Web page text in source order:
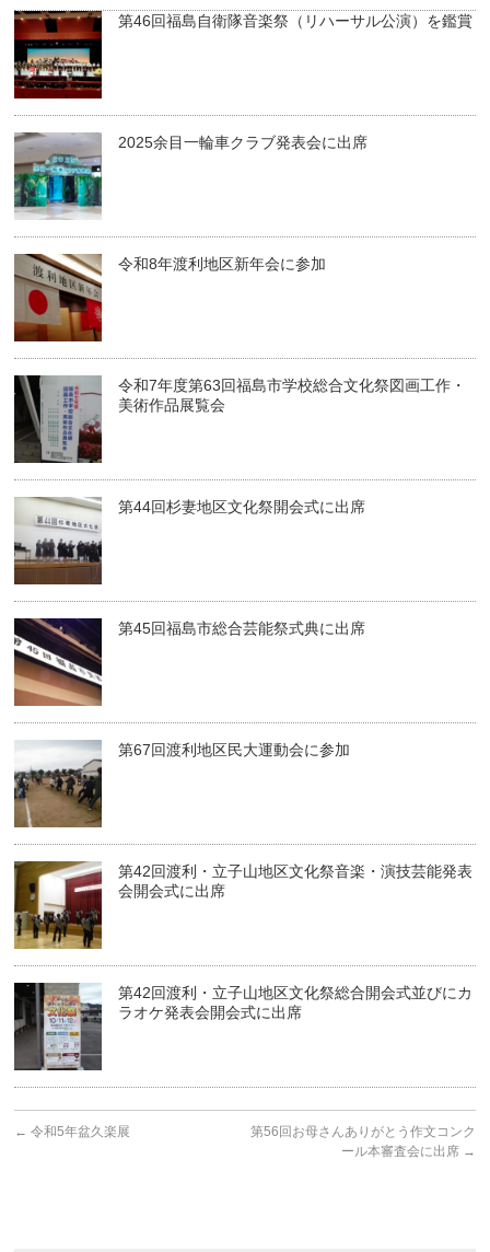
第46回福島自衛隊音楽祭（リハーサル公演）を鑑賞
2025余目一輪車クラブ発表会に出席
令和8年渡利地区新年会に参加
令和7年度第63回福島市学校総合文化祭図画工作・
美術作品展覧会
第44回杉妻地区文化祭開会式に出席
第45回福島市総合芸能祭式典に出席
第67回渡利地区民大運動会に参加
第42回渡利・立子山地区文化祭音楽・演技芸能発表
会開会式に出席
第42回渡利・立子山地区文化祭総合開会式並びにカ
ラオケ発表会開会式に出席
← 令和5年盆久楽展
第56回お母さんありがとう作文コンク
ール本審査会に出席 →